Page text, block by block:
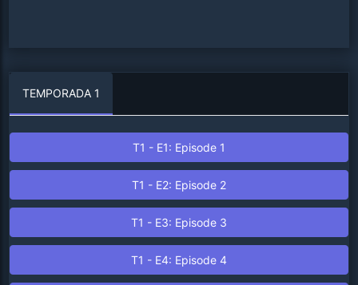
TEMPORADA 1
T1 - E1: Episode 1
T1 - E2: Episode 2
T1 - E3: Episode 3
T1 - E4: Episode 4